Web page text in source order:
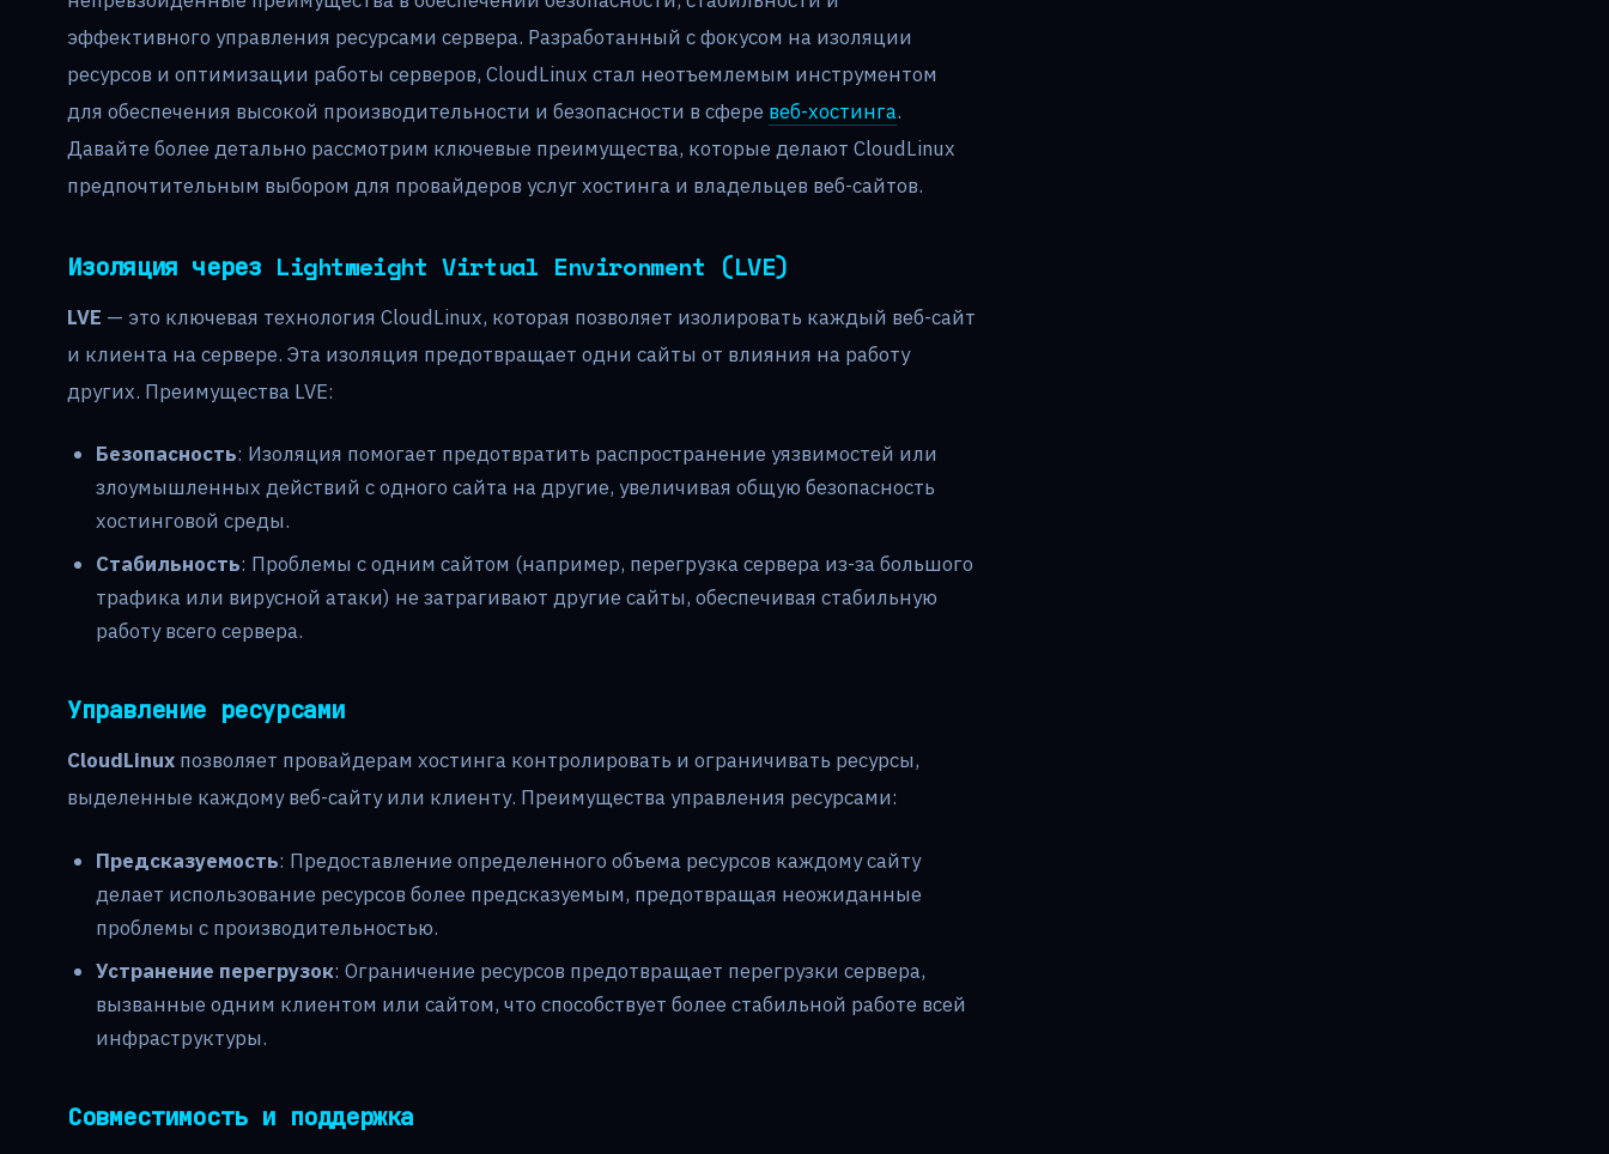
эффективного управления ресурсами сервера. Разработанный с фокусом на изоляции
ресурсов и оптимизации работы серверов, CloudLinux стал неотъемлемым инструментом
для обеспечения высокой производительности и безопасности в сфере веб-хостинга.
Давайте более детально рассмотрим ключевые преимущества, которые делают CloudLinux
предпочтительным выбором для провайдеров услуг хостинга и владельцев веб-сайтов.
Изоляция через Lightweight Virtual Environment (LVE)
LVE — это ключевая технология CloudLinux, которая позволяет изолировать каждый веб-сайт
и клиента на сервере. Эта изоляция предотвращает одни сайты от влияния на работу
других. Преимущества LVE:
Безопасность: Изоляция помогает предотвратить распространение уязвимостей или
злоумышленных действий с одного сайта на другие, увеличивая общую безопасность
хостинговой среды.
Стабильность: Проблемы с одним сайтом (например, перегрузка сервера из-за большого
трафика или вирусной атаки) не затрагивают другие сайты, обеспечивая стабильную
работу всего сервера.
Управление ресурсами
CloudLinux позволяет провайдерам хостинга контролировать и ограничивать ресурсы,
выделенные каждому веб-сайту или клиенту. Преимущества управления ресурсами:
Предсказуемость: Предоставление определенного объема ресурсов каждому сайту
делает использование ресурсов более предсказуемым, предотвращая неожиданные
проблемы с производительностью.
Устранение перегрузок: Ограничение ресурсов предотвращает перегрузки сервера,
вызванные одним клиентом или сайтом, что способствует более стабильной работе всей
инфраструктуры.
Совместимость и поддержка